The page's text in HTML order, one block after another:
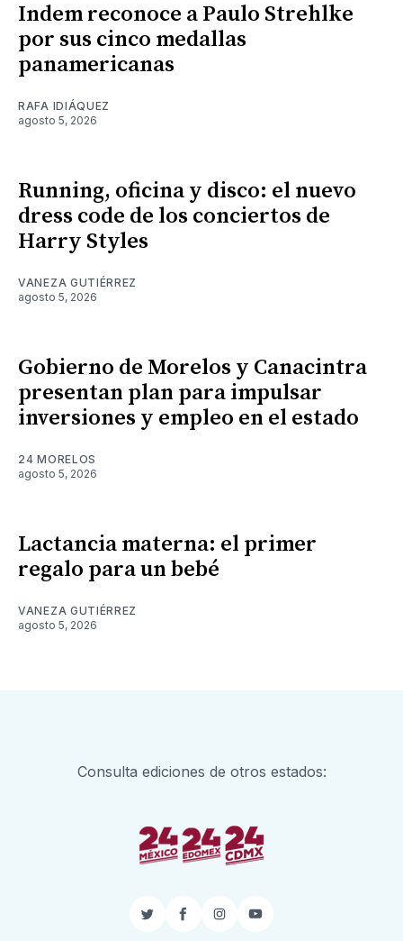
Indem reconoce a Paulo Strehlke
por sus cinco medallas
panamericanas
RAFA IDIÁQUEZ
agosto 5, 2026
Running, oficina y disco: el nuevo
dress code de los conciertos de
Harry Styles
VANEZA GUTIÉRREZ
agosto 5, 2026
Gobierno de Morelos y Canacintra
presentan plan para impulsar
inversiones y empleo en el estado
24 MORELOS
agosto 5, 2026
Lactancia materna: el primer
regalo para un bebé
VANEZA GUTIÉRREZ
agosto 5, 2026
Consulta ediciones de otros estados:
TwitterFacebook
InstagramYouTube